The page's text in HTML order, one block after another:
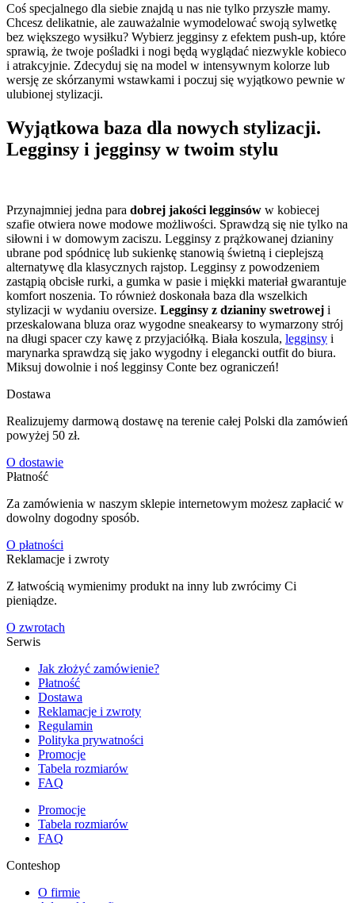
Coś specjalnego dla siebie znajdą u nas nie tylko przyszłe mamy.
Chcesz delikatnie, ale zauważalnie wymodelować swoją sylwetkę
bez większego wysiłku? Wybierz jegginsy z efektem push-up, które
sprawią, że twoje pośladki i nogi będą wyglądać niezwykle kobieco
i atrakcyjnie. Zdecyduj się na model w intensywnym kolorze lub
wersję ze skórzanymi wstawkami i poczuj się wyjątkowo pewnie w
ulubionej stylizacji.
Wyjątkowa baza dla nowych stylizacji.
Legginsy i jegginsy w twoim stylu
Przynajmniej jedna para dobrej jakości legginsów w kobiecej
szafie otwiera nowe modowe możliwości. Sprawdzą się nie tylko na
siłowni i w domowym zaciszu. Legginsy z prążkowanej dzianiny
ubrane pod spódnicę lub sukienkę stanowią świetną i cieplejszą
alternatywę dla klasycznych rajstop. Legginsy z powodzeniem
zastąpią obcisłe rurki, a gumka w pasie i miękki materiał gwarantuje
komfort noszenia. To również doskonała baza dla wszelkich
stylizacji w wydaniu oversize. Legginsy z dzianiny swetrowej i
przeskalowana bluza oraz wygodne sneakearsy to wymarzony strój
na długi spacer czy kawę z przyjaciółką. Biała koszula, legginsy i
marynarka sprawdzą się jako wygodny i elegancki outfit do biura.
Miksuj dowolnie i noś legginsy Conte bez ograniczeń!
Dostawa
Realizujemy darmową dostawę na terenie całej Polski dla zamówień
powyżej 50 zł.
O dostawie
Płatność
Za zamówienia w naszym sklepie internetowym możesz zapłacić w
dowolny dogodny sposób.
O płatności
Reklamacje i zwroty
Z łatwością wymienimy produkt na inny lub zwrócimy Ci
pieniądze.
O zwrotach
Serwis
Jak złożyć zamówienie?
Płatność
Dostawa
Reklamacje i zwroty
Regulamin
Polityka prywatności
Promocje
Tabela rozmiarów
FAQ
Promocje
Tabela rozmiarów
FAQ
Conteshop
O firmie